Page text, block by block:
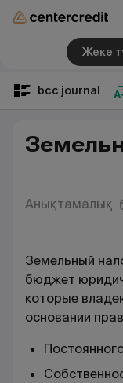
Жеке
bcc journal
Анықтамалық
Земельный
бюджет
которые
основании